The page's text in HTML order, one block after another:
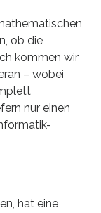
ob die
kommen wir
– wobei
nur einen
hat eine